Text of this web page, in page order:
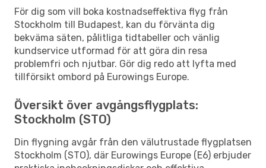
För dig som vill boka kostnadseffektiva flyg från
Stockholm till Budapest, kan du förvänta dig
bekväma säten, pålitliga tidtabeller och vänlig
kundservice utformad för att göra din resa
problemfri och njutbar. Gör dig redo att lyfta med
tillförsikt ombord på Eurowings Europe.
Översikt över avgångsflygplats:
Stockholm (STO)
Din flygning avgår från den välutrustade flygplatsen
Stockholm (STO), där Eurowings Europe (E6) erbjuder